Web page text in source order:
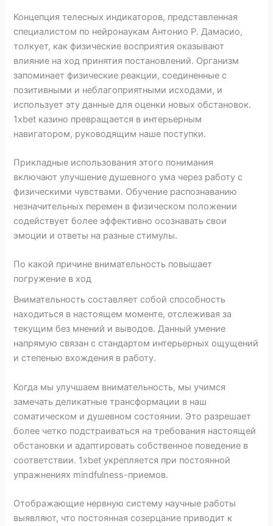
Концепция телесных индикаторов, представленная
специалистом по нейронаукам Антонио Р. Дамасио,
толкует, как физические восприятия оказывают
влияние на ход принятия постановлений. Организм
запоминает физические реакции, соединенные с
позитивными и неблагоприятными исходами, и
использует эту данные для оценки новых обстановок.
1xbet казино превращается в интерьерным
навигатором, руководящим наше поступки.
Прикладные использования этого понимания
включают улучшение душевного ума через работу с
физическими чувствами. Обучение распознаванию
незначительных перемен в физическом положении
содействует более эффективно осознавать свои
эмоции и ответы на разные стимулы.
По какой причине внимательность повышает
погружение в ход
Внимательность составляет собой способность
находиться в настоящем моменте, отслеживая за
текущим без мнений и выводов. Данный умение
напрямую связан с стандартом интерьерных ощущений
и степенью вхождения в работу.
Когда мы улучшаем внимательность, мы учимся
замечать деликатные трансформации в наш
соматическом и душевном состоянии. Это разрешает
более четко подстраиваться на требования настоящей
обстановки и адаптировать собственное поведение в
соответствии. 1xbet укрепляется при постоянной
упражнениях mindfulness-приемов.
Отображающие нервную систему научные работы
выявляют, что постоянная созерцание приводит к